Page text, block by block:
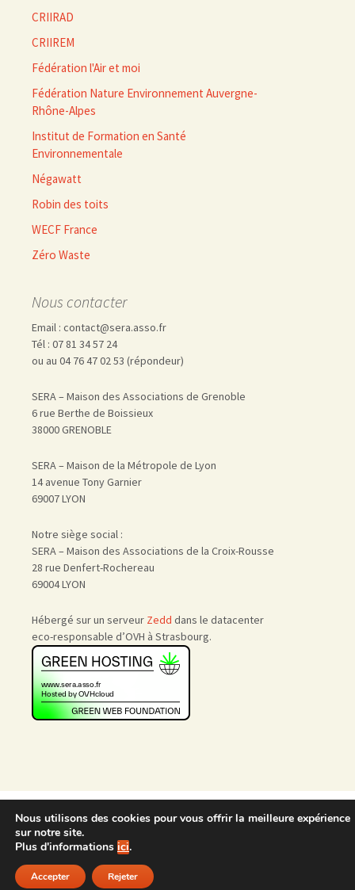
CRIIRAD
CRIIREM
Fédération l'Air et moi
Fédération Nature Environnement Auvergne-
Rhône-Alpes
Institut de Formation en Santé
Environnementale
Négawatt
Robin des toits
WECF France
Zéro Waste
Nous contacter
Email : contact@sera.asso.fr
Tél : 07 81 34 57 24
ou au 04 76 47 02 53 (répondeur)
SERA – Maison des Associations de Grenoble
6 rue Berthe de Boissieux
38000 GRENOBLE
SERA – Maison de la Métropole de Lyon
14 avenue Tony Garnier
69007 LYON
Notre siège social :
SERA – Maison des Associations de la Croix-Rousse
28 rue Denfert-Rochereau
69004 LYON
Hébergé sur un serveur Zedd dans le datacenter
eco-responsable d’OVH à Strasbourg.
Admin
Nous utilisons des cookies pour vous offrir la meilleure expérience
sur notre site.
Plus d'informations ici.
Accepter Rejeter